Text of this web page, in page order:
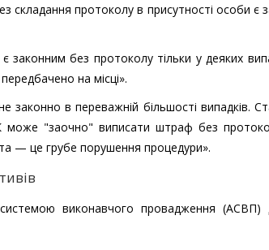
складання протоколу в присутності особи є
законним без протоколу тільки у деяких
на місці».
в переважній більшості випадків.
"заочно" виписати штраф без
— це грубе порушення процедури».
виконавчого провадження (АСВП)